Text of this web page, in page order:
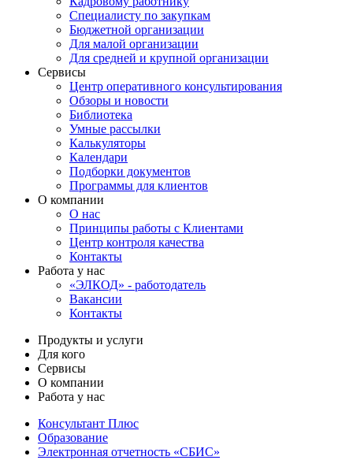
Специалисту по закупкам
Бюджетной организации
Для малой организации
Для средней и крупной организации
Сервисы
Центр оперативного консультирования
Обзоры и новости
Библиотека
Умные рассылки
Калькуляторы
Календари
Подборки документов
Программы для клиентов
О компании
О нас
Принципы работы с Клиентами
Центр контроля качества
Контакты
Работа у нас
«ЭЛКОД» - работодатель
Вакансии
Контакты
Продукты и услуги
Для кого
Сервисы
О компании
Работа у нас
Консультант Плюс
Образование
Электронная отчетность «СБИС»